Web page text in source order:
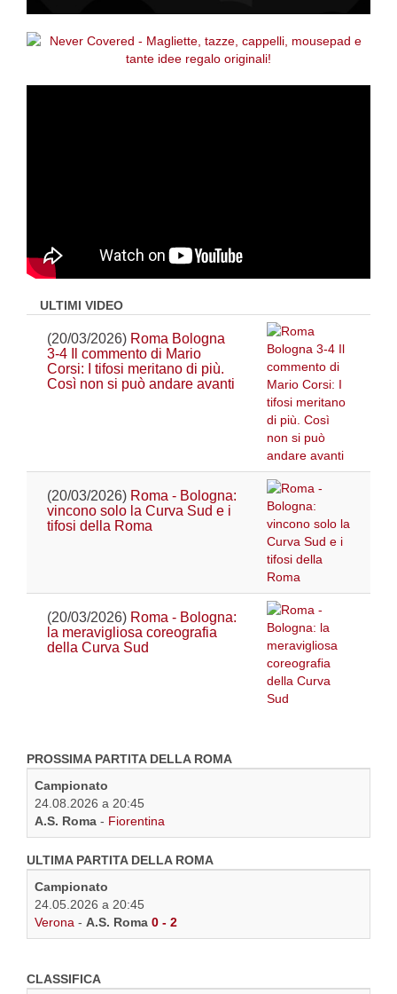
ULTIMI VIDEO
(20/03/2026) Roma Bologna
3-4 Il commento di Mario
Corsi: I tifosi meritano di più.
Così non si può andare avanti
(20/03/2026) Roma - Bologna:
vincono solo la Curva Sud e i
tifosi della Roma
(20/03/2026) Roma - Bologna:
la meravigliosa coreografia
della Curva Sud
PROSSIMA PARTITA DELLA ROMA
Campionato
24.08.2026 a 20:45
A.S. Roma - Fiorentina
ULTIMA PARTITA DELLA ROMA
Campionato
24.05.2026 a 20:45
Verona - A.S. Roma 0 - 2
CLASSIFICA